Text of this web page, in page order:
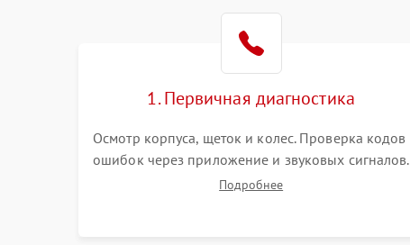
1. Первичная диагностика
Осмотр корпуса, щеток и колес. Проверка кодов
ошибок через приложение и звуковых сигналов.
Замер емкости аккумулятора и тестирование
Подробнее